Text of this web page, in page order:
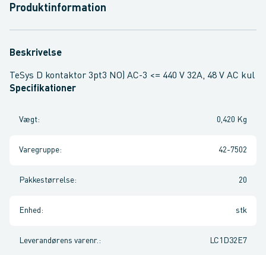
Produktinformation
Beskrivelse
TeSys D kontaktor 3pt3 NO) AC-3 <= 440 V 32A, 48 V AC kul
Specifikationer
Vægt: 0,420 Kg
Varegruppe: 42-7502
Pakkestørrelse: 20
Enhed : stk
Leverandørens varenr. : LC1D32E7